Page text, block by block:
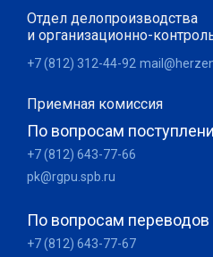
Отдел делопроизводства
и организационно-
+7 (812) 312-44-92
Приемная комиссия
По вопросам
+7 (812) 643-77-66
pk@rgpu.spb.ru
По вопросам переводов
+7 (812) 643-77-67